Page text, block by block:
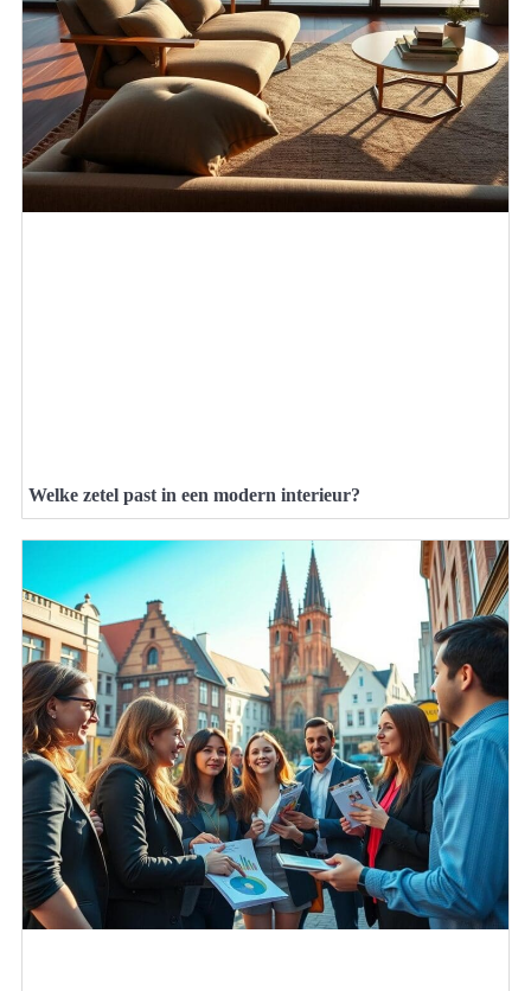
Welke zetel past in een modern interieur?